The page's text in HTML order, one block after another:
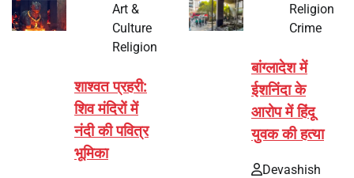
Art &
Culture
Religion
शाश्वत प्रहरी:
शिव मंदिरों में
नंदी की पवित्र
भूमिका
Religion
Crime
बांग्लादेश में
ईशनिंदा के
आरोप में हिंदू
युवक की हत्या
Devashish